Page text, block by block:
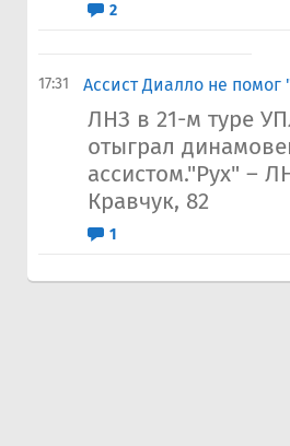
2
17:31 Ассист Диалло не
ЛНЗ в 21-м туре
отыграл
ассистом."Рух" –
Кравчук, 82
1